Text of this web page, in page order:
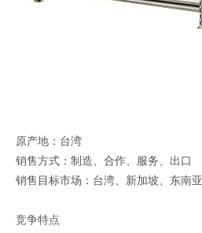
原产地：台湾
销售方式：制造、合作、服务、出口
销售目标市场：台湾、新加坡、东南亚
竞争特点